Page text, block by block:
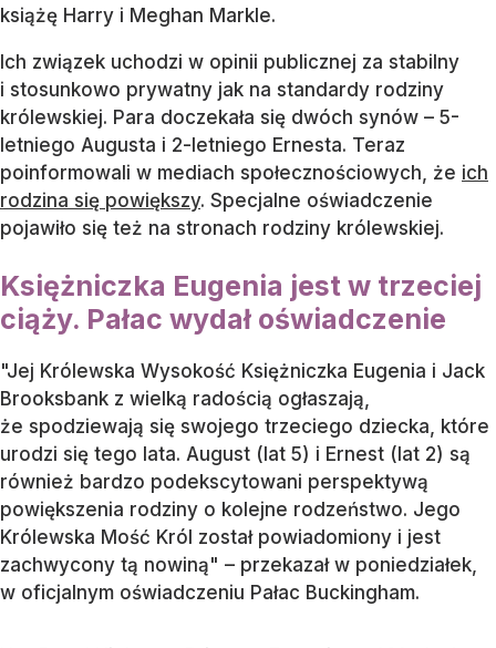
książę Harry i Meghan Markle.
Ich związek uchodzi w opinii publicznej za stabilny
i stosunkowo prywatny jak na standardy rodziny
królewskiej. Para doczekała się dwóch synów – 5-
letniego Augusta i 2-letniego Ernesta. Teraz
poinformowali w mediach społecznościowych, że ich
rodzina się powiększy. Specjalne oświadczenie
pojawiło się też na stronach rodziny królewskiej.
Księżniczka Eugenia jest w trzeciej
ciąży. Pałac wydał oświadczenie
"Jej Królewska Wysokość Księżniczka Eugenia i Jack
Brooksbank z wielką radością ogłaszają,
że spodziewają się swojego trzeciego dziecka, które
urodzi się tego lata. August (lat 5) i Ernest (lat 2) są
również bardzo podekscytowani perspektywą
powiększenia rodziny o kolejne rodzeństwo. Jego
Królewska Mość Król został powiadomiony i jest
zachwycony tą nowiną" – przekazał w poniedziałek,
w oficjalnym oświadczeniu Pałac Buckingham.